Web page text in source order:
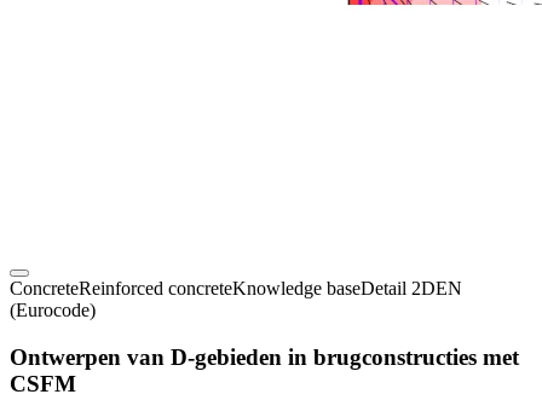
ConcreteReinforced concreteKnowledge baseDetail 2DEN
(Eurocode)
Ontwerpen van D-gebieden in brugconstructies met
CSFM